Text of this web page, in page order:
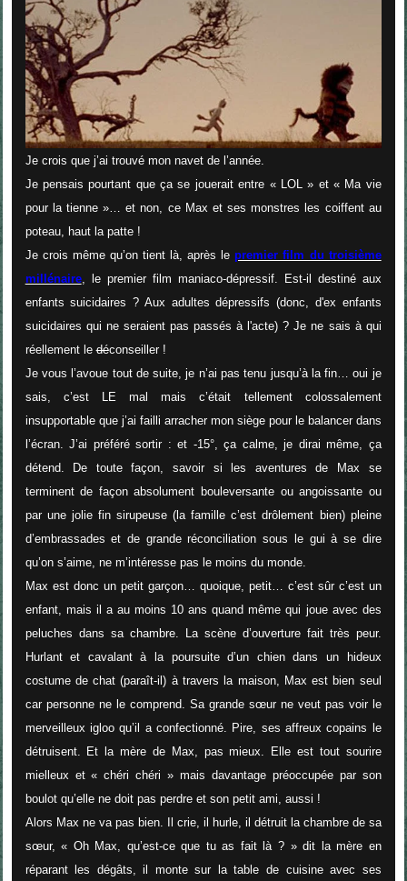
Je crois que j’ai trouvé mon navet de l’année.
Je pensais pourtant que ça se jouerait entre « LOL » et « Ma vie
pour la tienne »… et non, ce Max et ses monstres les coiffent au
poteau, haut la patte !
Je crois même qu’on tient là, après le premier film du troisième
millénaire, le premier film maniaco-dépressif. Est-il destiné aux
enfants suicidaires ? Aux adultes dépressifs (donc, d'ex enfants
suicidaires qui ne seraient pas passés à l'acte) ? Je ne sais à qui
réellement ledéconseiller !
Je vous l’avoue tout de suite, je n’ai pas tenu jusqu’à la fin… oui je
sais, c’est LE mal mais c’était tellement colossalement
insupportable que j’ai failli arracher mon siège pour le balancer dans
l’écran. J’ai préféré sortir : et -15°, ça calme, je dirai même, ça
détend. De toute façon, savoir si les aventures de Max se
terminent de façon absolument bouleversante ou angoissante ou
par une jolie fin sirupeuse (la famille c’est drôlement bien) pleine
d’embrassades et de grande réconciliation sous le gui à se dire
qu’on s’aime, ne m’intéresse pas le moins du monde.
Max est donc un petit garçon… quoique, petit… c’est sûr c’est un
enfant, mais il a au moins 10 ans quand même qui joue avec des
peluches dans sa chambre. La scène d’ouverture fait très peur.
Hurlant et cavalant à la poursuite d’un chien dans un hideux
costume de chat (paraît-il) à travers la maison, Max est bien seul
car personne ne le comprend. Sa grande sœur ne veut pas voir le
merveilleux igloo qu’il a confectionné. Pire, ses affreux copains le
détruisent. Et la mère de Max, pas mieux. Elle est tout sourire
mielleux et« chéri chéri » mais davantage préoccupée par son
boulot qu’elle ne doit pas perdre et son petit ami, aussi !
Alors Max ne va pas bien. Il crie, il hurle, il détruit la chambre de sa
sœur, « Oh Max, qu’est-ce que tu as fait là? » dit la mère en
réparant les dégâts, il monte sur la table de cuisine avec ses